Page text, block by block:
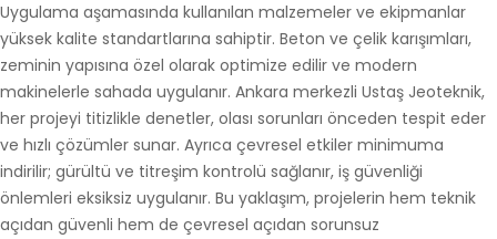
Uygulama aşamasında kullanılan malzemeler ve ekipmanlar
yüksek kalite standartlarına sahiptir. Beton ve çelik karışımları,
zeminin yapısına özel olarak optimize edilir ve modern
makinelerle sahada uygulanır. Ankara merkezli Ustaş Jeoteknik,
her projeyi titizlikle denetler, olası sorunları önceden tespit eder
ve hızlı çözümler sunar. Ayrıca çevresel etkiler minimuma
indirilir; gürültü ve titreşim kontrolü sağlanır, iş güvenliği
önlemleri eksiksiz uygulanır. Bu yaklaşım, projelerin hem teknik
açıdan güvenli hem de çevresel açıdan sorunsuz